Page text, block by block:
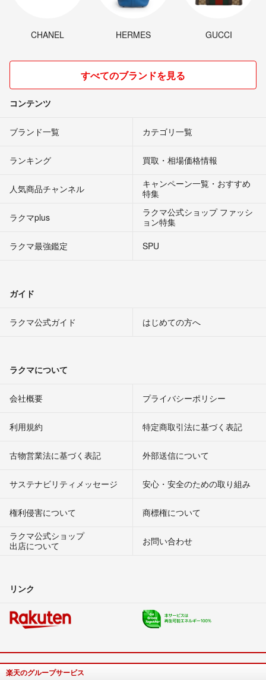
CHANEL HERMES GUCCI
すべてのブランドを見る
コンテンツ
ブランド一覧 カテゴリ一覧
ランキング 買取・相場価格情報
人気商品チャンネル
キャンペーン一覧・おすすめ
特集
ラクマplus
ラクマ公式ショップ ファッシ
ョン特集
ラクマ最強鑑定
SPU
ガイド
ラクマ公式ガイド はじめての方へ
ラクマについて
会社概要 プライバシーポリシー
利用規約 特定商取引法に基づく表記
古物営業法に基づく表記 外部送信について
サステナビリティメッセージ 安心・安全のための取り組み
権利侵害について
商標権について
ラクマ公式ショップ
出店について
お問い合わせ
リンク
楽天のグループサービス